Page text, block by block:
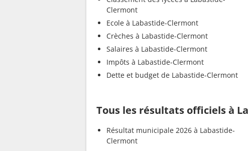
Clermont
Ecole à Labastide-Clermont
Crèches à Labastide-Clermont
Salaires à Labastide-Clermont
Impôts à Labastide-Clermont
Dette et budget de Labastide-Clermont
Tous les résultats officiels à
Résultat municipale 2026 à Labastide-
Clermont